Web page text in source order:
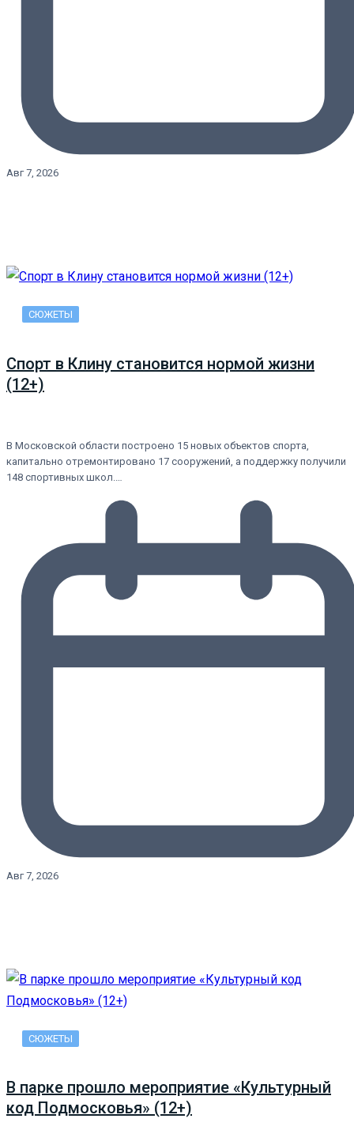
Авг 7, 2026
СЮЖЕТЫ
Спорт в Клину становится нормой жизни
(12+)
В Московской области построено 15 новых объектов спорта,
капитально отремонтировано 17 сооружений, а поддержку получили
148 спортивных школ.…
Авг 7, 2026
СЮЖЕТЫ
В парке прошло мероприятие «Культурный
код Подмосковья» (12+)